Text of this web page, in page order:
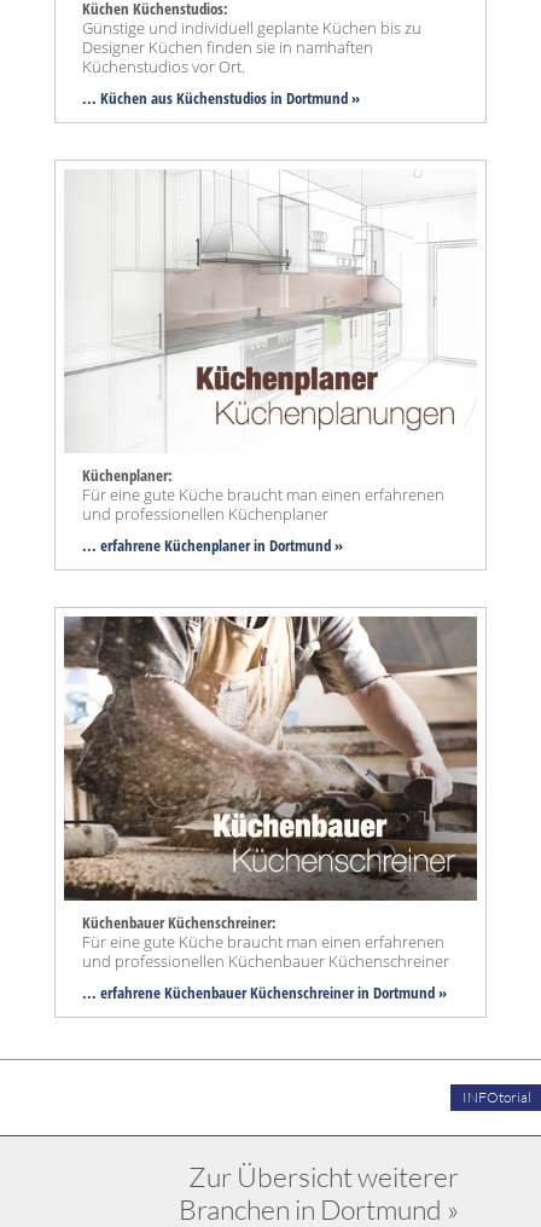
Küchen Küchenstudios:
Günstige und individuell geplante Küchen bis zu
Designer Küchen finden sie in namhaften
Küchenstudios vor Ort.
... Küchen aus Küchenstudios in Dortmund »
Küchenplaner:
Für eine gute Küche braucht man einen erfahrenen
und professionellen Küchenplaner
... erfahrene Küchenplaner in Dortmund »
Küchenbauer Küchenschreiner:
Für eine gute Küche braucht man einen erfahrenen
und professionellen Küchenbauer Küchenschreiner
... erfahrene Küchenbauer Küchenschreiner in Dortmund »
INFOtorial
Zur Übersicht weiterer
Branchen in Dortmund »